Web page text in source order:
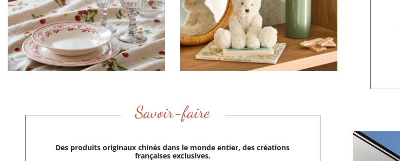
Savoir-faire
Des produits originaux chinés dans le monde entier, des créations
françaises exclusives.